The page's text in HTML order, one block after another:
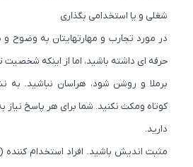
شغلی و یا استخدامی بگذاری
در مورد تجارب و مهارتهایتان به وضوح و با
حرفه ای داشته باشید، اما از اینکه شخصیت تان
برملا و روشن شود، هراسان نباشید. به
کوتاه ومکث نکنید. شما برای هر پاسخ نیاز به
دارید.
مثبت اندیش باشید. افراد استخدام کننده